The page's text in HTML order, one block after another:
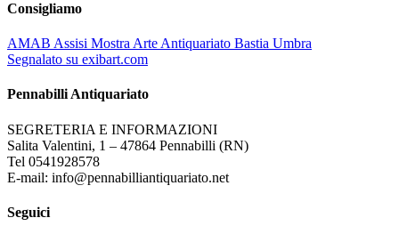
Consigliamo
AMAB Assisi Mostra Arte Antiquariato Bastia Umbra
Segnalato su exibart.com
Pennabilli Antiquariato
SEGRETERIA E INFORMAZIONI
Salita Valentini, 1 – 47864 Pennabilli (RN)
Tel 0541928578
E-mail: info@pennabilliantiquariato.net
Seguici